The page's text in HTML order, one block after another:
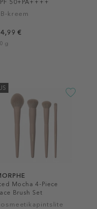
50+PA++++
kreem
€
g
Mocha 4-Piece
Brush Set